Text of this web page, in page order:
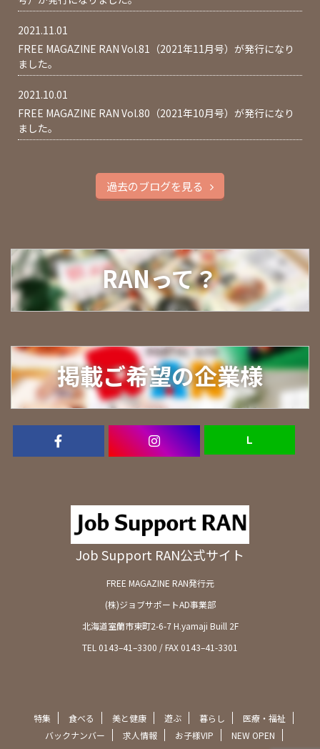
2021.11.01
FREE MAGAZINE RAN Vol.81（2021年11月号）が発行になり
ました。
2021.10.01
FREE MAGAZINE RAN Vol.80（2021年10月号）が発行になり
ました。
過去のブログを見る
RANって？
掲載ご希望の企業様
Ｌ
Job Support RAN公式サイト
FREE MAGAZINE RAN発行元
(株)ジョブサポートAD事業部
北海道室蘭市東町2-6-7 H.yamaji Buill 2F
TEL 0143–41–3300 / FAX 0143–41-3301
特集 食べる 美と健康 遊ぶ 暮らし
医療・福祉
バックナンバー
求人情報 お子様VIP
NEW OPEN